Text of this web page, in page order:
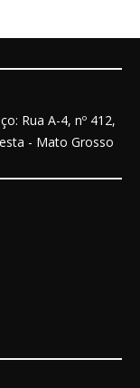
Rua A-4, nº 412,
- Mato Grosso